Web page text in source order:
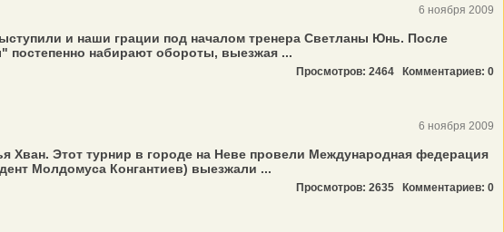
6 ноября 2009
и наши грации под началом тренера Светланы Юнь. После
постепенно набирают обороты, выезжая ...
Просмотров: 2464 Комментариев: 0
6 ноября 2009
Хван. Этот турнир в городе на Неве провели Международная федерация
Молдомуса Конгантиев) выезжали ...
Просмотров: 2635 Комментариев: 0